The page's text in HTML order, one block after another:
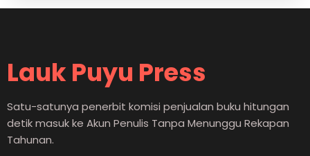
Lauk Puyu Press
Satu-satunya penerbit komisi penjualan buku hitungan
detik masuk ke Akun Penulis Tanpa Menunggu Rekapan
Tahunan.